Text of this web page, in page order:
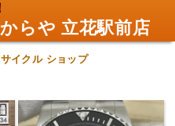
らや 立花駅前店
サイクル ショップ